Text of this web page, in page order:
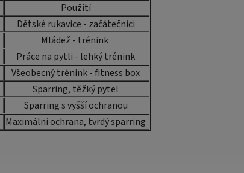
Použití
Dětské rukavice - začátečníci
Mládež - trénink
Práce na pytli - lehký trénink
Všeobecný trénink - fitness box
Sparring, těžký pytel
Sparring s vyšší ochranou
Maximální ochrana, tvrdý sparring